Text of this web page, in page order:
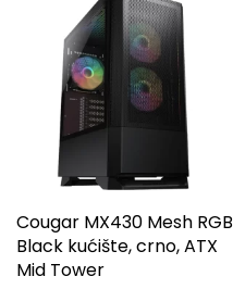
Cougar MX430 Mesh RGB
Black kućište, crno, ATX
Mid Tower